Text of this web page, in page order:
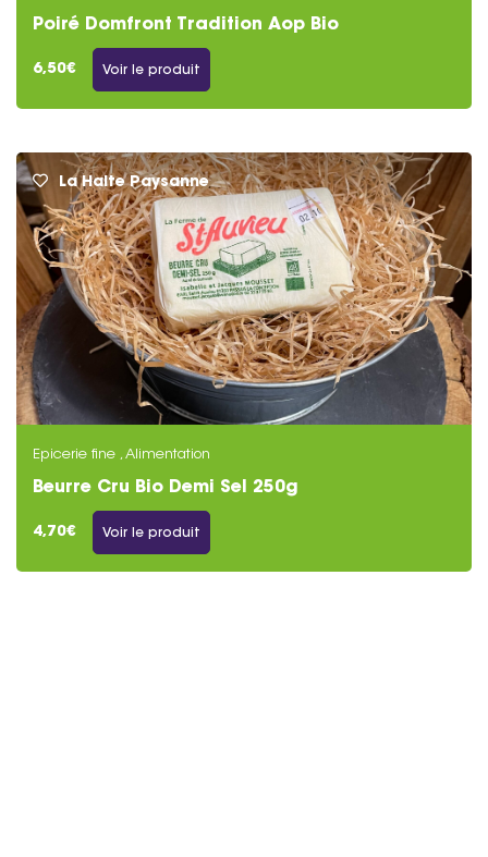
Poiré Domfront Tradition Aop Bio
6,50€ Voir le produit
La Halte Paysanne
Epicerie fine , Alimentation
Beurre Cru Bio Demi Sel 250g
4,70€ Voir le produit